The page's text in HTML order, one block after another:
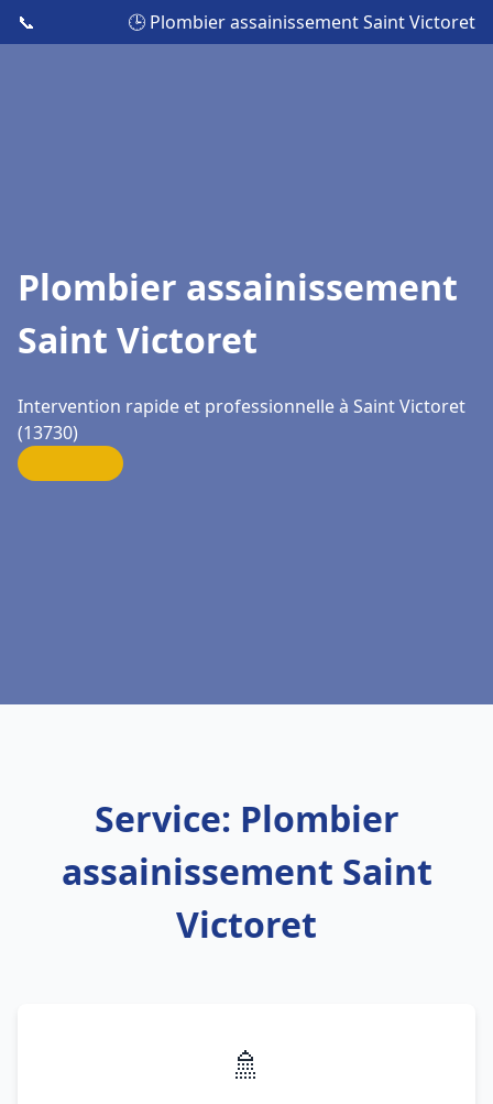
📞 🕒 Plombier assainissement Saint Victoret
Plombier assainissement
Saint Victoret
Intervention rapide et professionnelle à Saint Victoret
(13730)
Service: Plombier
assainissement Saint
Victoret
🚿